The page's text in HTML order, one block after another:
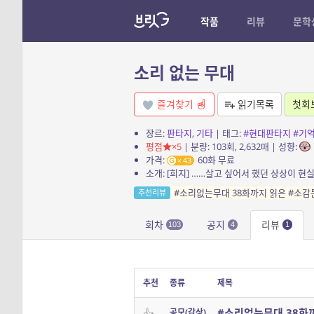
작품 리뷰 문학
소리 없는 무대
즐겨찾기 읽기목록 첫회
장르:판타지, 기타| 태그:#현대판타지 #기
평점
×5| 분량: 103회, 2,632매 | 성향:
가격:
43
60화 무료
추천리뷰 #소리없는무대 38화까지 읽은 #소감
회차 103 공지 4 리뷰 1
추천 종류 제목